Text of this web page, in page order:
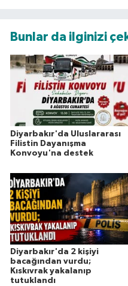
Bunlar da ilginizi
Diyarbakır'da Uluslararası
Filistin Dayanışma
Konvoyu'na destek
Diyarbakır'da 2 kişiyi
bacağından vurdu;
Kıskıvrak yakalanıp
tutuklandı